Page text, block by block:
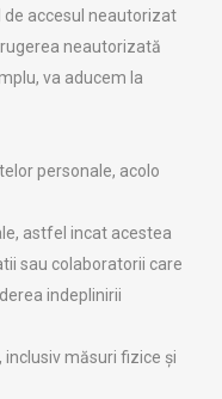
accesul neautorizat
neautorizată
va aducem la
personale, acolo
astfel incat acestea
sau colaboratorii care
indeplinirii
măsuri fizice și